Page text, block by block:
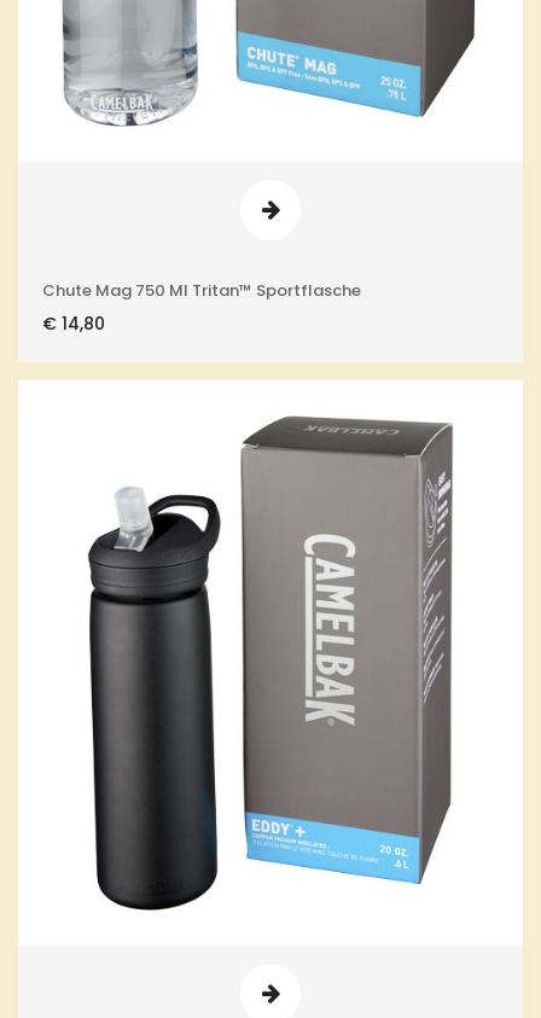
Chute Mag 750 Ml Tritan™ Sportflasche
€ 14,80